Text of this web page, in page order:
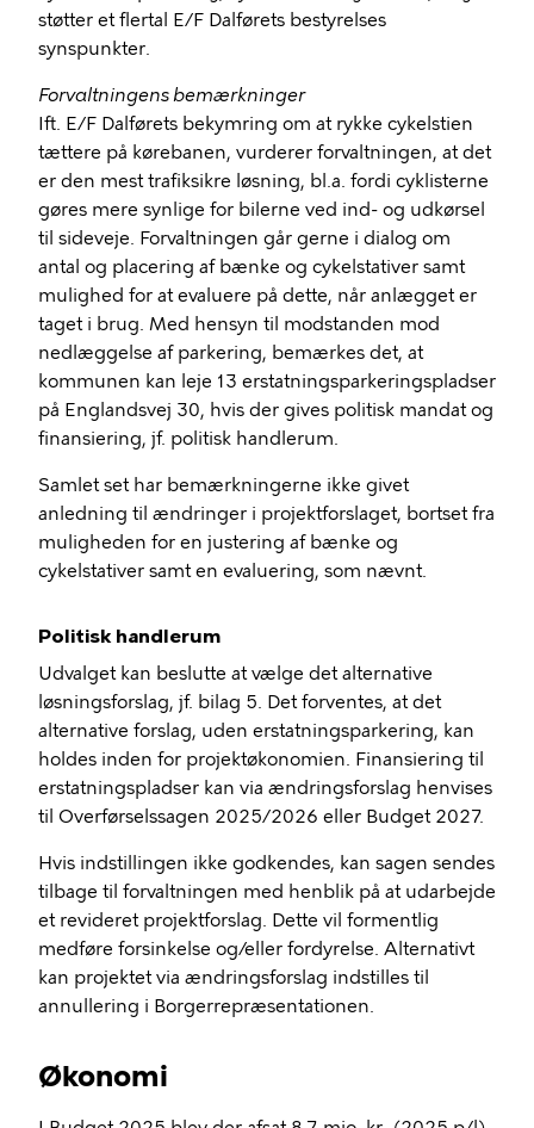
støtter et flertal E/F Dalførets bestyrelses
synspunkter.
Forvaltningens bemærkninger
Ift. E/F Dalførets bekymring om at rykke cykelstien
tættere på kørebanen, vurderer forvaltningen, at det
er den mest trafiksikre løsning, bl.a. fordi cyklisterne
gøres mere synlige for bilerne ved ind- og udkørsel
til sideveje. Forvaltningen går gerne i dialog om
antal og placering af bænke og cykelstativer samt
mulighed for at evaluere på dette, når anlægget er
taget i brug. Med hensyn til modstanden mod
nedlæggelse af parkering, bemærkes det, at
kommunen kan leje 13 erstatningsparkeringspladser
på Englandsvej 30, hvis der gives politisk mandat og
finansiering, jf. politisk handlerum.
Samlet set har bemærkningerne ikke givet
anledning til ændringer i projektforslaget, bortset fra
muligheden for en justering af bænke og
cykelstativer samt en evaluering, som nævnt.
Politisk handlerum
Udvalget kan beslutte at vælge det alternative
løsningsforslag, jf. bilag 5. Det forventes, at det
alternative forslag, uden erstatningsparkering, kan
holdes inden for projektøkonomien. Finansiering til
erstatningspladser kan via ændringsforslag henvises
til Overførselssagen 2025/2026 eller Budget 2027.
Hvis indstillingen ikke godkendes, kan sagen sendes
tilbage til forvaltningen med henblik på at udarbejde
et revideret projektforslag. Dette vil formentlig
medføre forsinkelse og/eller fordyrelse. Alternativt
kan projektet via ændringsforslag indstilles til
annullering i Borgerrepræsentationen.
Økonomi